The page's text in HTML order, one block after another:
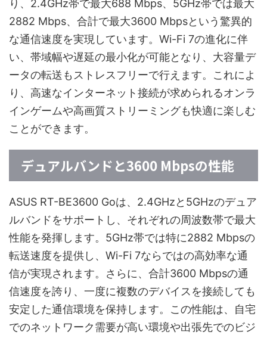
り、2.4GHz帯で最大688 Mbps、5GHz帯では最大
2882 Mbps、合計で最大3600 Mbpsという驚異的
な通信速度を実現しています。Wi-Fi 7の進化に伴
い、帯域幅や遅延の最小化が可能となり、大容量デ
ータの転送もストレスフリーで行えます。これによ
り、高速なインターネット接続が求められるオンラ
インゲームや高画質ストリーミングも快適に楽しむ
ことができます。
デュアルバンドと3600 Mbpsの性能
ASUS RT-BE3600 Goは、2.4GHzと5GHzのデュア
ルバンドをサポートし、それぞれの周波数帯で最大
性能を発揮します。5GHz帯では特に2882 Mbpsの
転送速度を提供し、Wi-Fi 7ならではの高効率な通
信が実現されます。さらに、合計3600 Mbpsの通
信速度を誇り、一度に複数のデバイスを接続しても
安定した通信環境を保持します。この性能は、自宅
でのネットワーク需要が高い環境や出張先でのビジ